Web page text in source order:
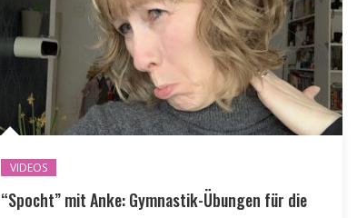
VIDEOS
“Spocht” mit Anke: Gymnastik-Übungen für die